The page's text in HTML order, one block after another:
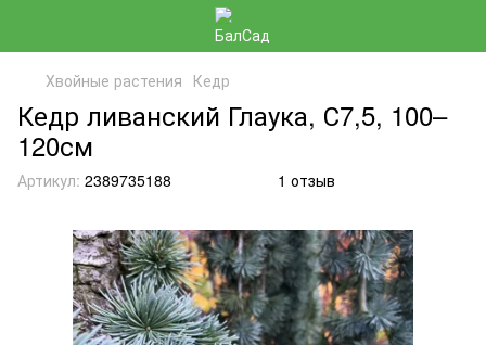
Хвойные растения Кедр
Кедр ливанский Глаука, С7,5, 100–
120см
Артикул: 2389735188 1 отзыв